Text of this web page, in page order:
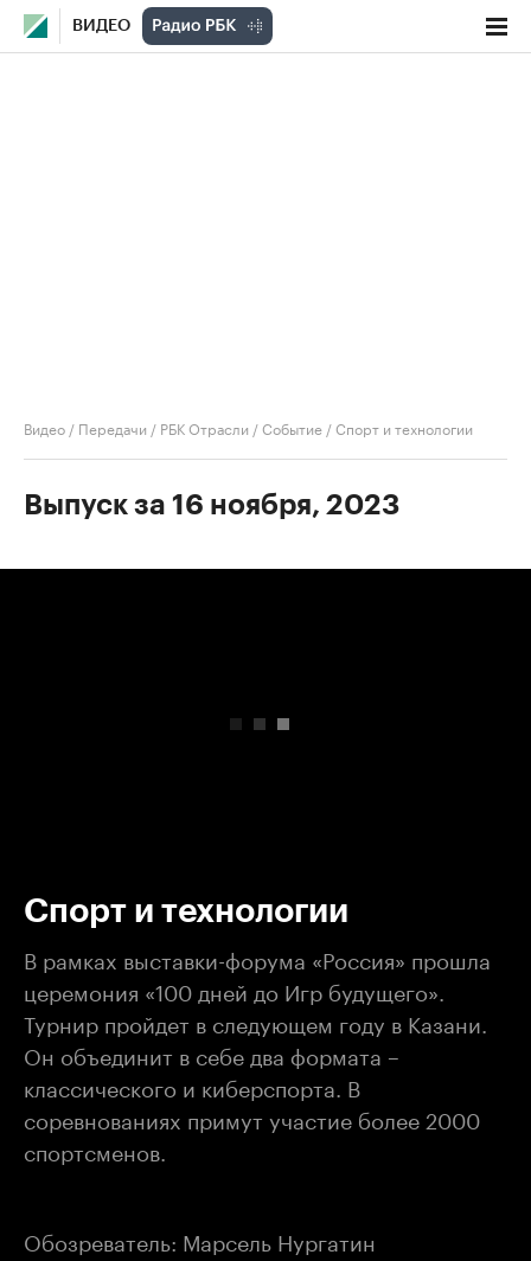
ВИДЕО
Видео / Передачи / РБК Отрасли / Событие /Спорт и технологии
Выпуск за 16 ноября, 2023
Спорт и технологии
В рамках выставки-форума «Россия» прошла
церемония «100 дней до Игр будущего».
Турнир пройдет в следующем году в Казани.
Он объединит в себе два формата –
классического и киберспорта. В
соревнованиях примут участие более 2000
спортсменов.
Обозреватель: Марсель Нургатин